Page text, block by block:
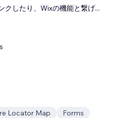
クしたり、Wixの機能と繋げ...
Locator Map Forms